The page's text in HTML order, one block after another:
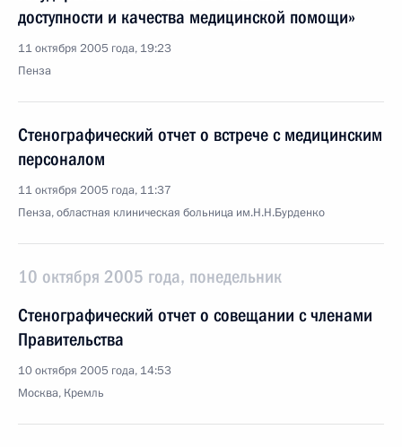
доступности и качества медицинской помощи»
11 октября 2005 года, 19:23
Пенза
Стенографический отчет о встрече с медицинским
персоналом
11 октября 2005 года, 11:37
Пенза, областная клиническая больница им.Н.Н.Бурденко
10 октября 2005 года, понедельник
Стенографический отчет о совещании с членами
Правительства
10 октября 2005 года, 14:53
Москва, Кремль